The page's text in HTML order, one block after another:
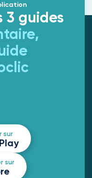
3 guides
sur
sur